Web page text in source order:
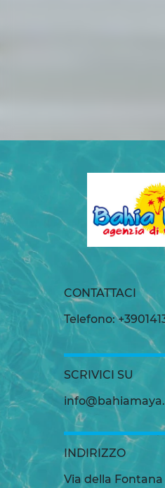
CONTATTACI
Telefono:
SCRIVICI SU
INDIRIZZO
Via della Fontana